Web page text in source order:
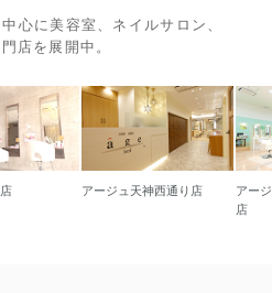
心に美容室、ネイルサロン、
店を展開中。
アージュ天神西通り店
アージュ久留